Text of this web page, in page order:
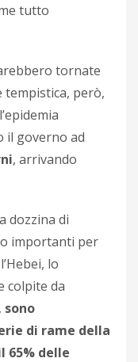
tutto
tornate
tempistica, però,
il governo ad
, arrivando
dozzina di
importanti per
lo
colpite da
sono
di rame della
65% delle